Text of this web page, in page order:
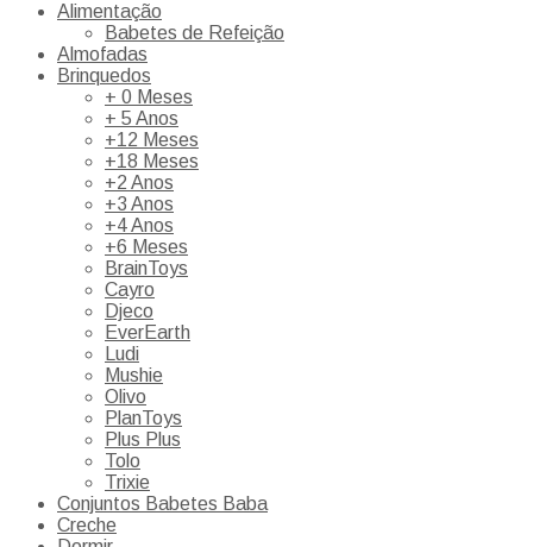
Alimentação
Babetes de Refeição
Almofadas
Brinquedos
+ 0 Meses
+ 5 Anos
+12 Meses
+18 Meses
+2 Anos
+3 Anos
+4 Anos
+6 Meses
BrainToys
Cayro
Djeco
EverEarth
Ludi
Mushie
Olivo
PlanToys
Plus Plus
Tolo
Trixie
Conjuntos Babetes Baba
Creche